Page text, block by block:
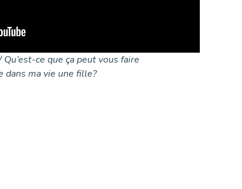
ce que ça peut vous faire
dans ma vie une fille?